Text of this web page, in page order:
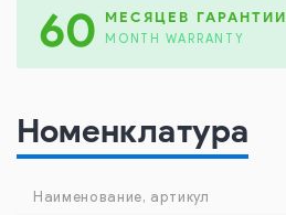
60 МЕСЯЦЕВ ГАРАНТИИ
MONTH WARRANTY
Номенклатура
Наименование, артикул